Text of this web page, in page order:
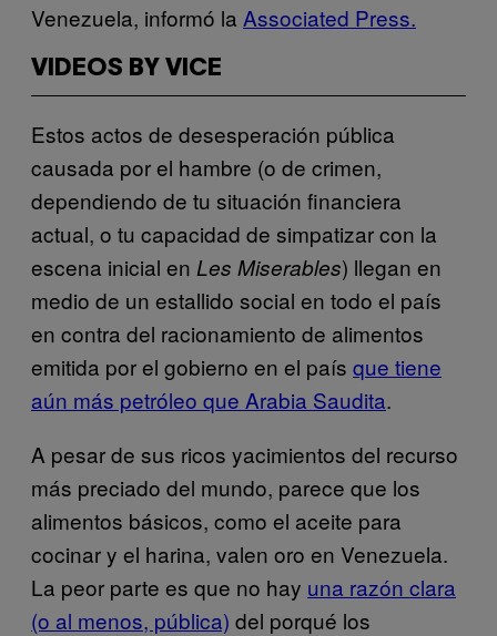
Venezuela, informó la Associated Press.
VIDEOS BY VICE
Estos actos de desesperación pública
causada por el hambre (o de crimen,
dependiendo de tu situación financiera
actual, o tu capacidad de simpatizar con la
escena inicial en Les Miserables) llegan en
medio de un estallido social en todo el país
en contra del racionamiento de alimentos
emitida por el gobierno en el país que tiene
aún más petróleo que Arabia Saudita.
A pesar de sus ricos yacimientos del recurso
más preciado del mundo, parece que los
alimentos básicos, como el aceite para
cocinar y el harina, valen oro en Venezuela.
La peor parte es que no hay una razón clara
(o al menos, pública) del porqué los